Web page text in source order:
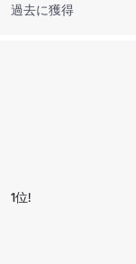
過去に獲得
1位!